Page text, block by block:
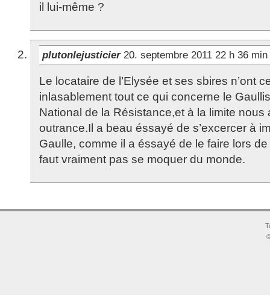
il lui-même ?
plutonlejusticier 20. septembre 2011 22 h 36 min
Le locataire de l’Elysée et ses sbires n’ont
inlasablement tout ce qui concerne le
National de la Résistance,et à la limite nous
outrance.Il a beau éssayé de s’excercer à
Gaulle, comme il a éssayé de le faire lors
faut vraiment pas se moquer du monde.